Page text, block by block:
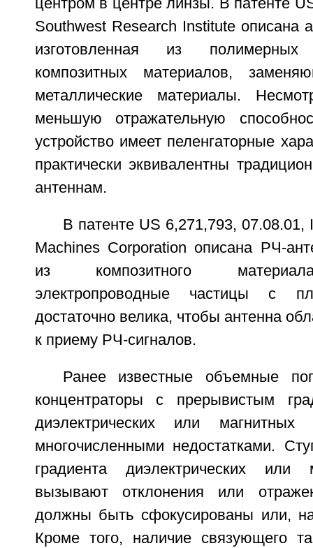
центром в центре линзы. В патенте
Southwest Research Institute описана
изготовленная из полимерных
композитных материалов,
металлические материалы.
меньшую отражательную
устройство имеет пеленгаторные
практически эквивалентны
антеннам.
В патенте US 6,271,793, 07.08.01,
Machines Corporation описана РЧ-
из композитного
электропроводные частицы с
достаточно велика, чтобы антенна
к приему РЧ-сигналов.
Ранее известные объемные
концентраторы с прерывистым
диэлектрических или магнитных
многочисленными недостатками.
градиента диэлектрических или
вызывают отклонения или
должны быть сфокусированы или,
Кроме того, наличие связующего